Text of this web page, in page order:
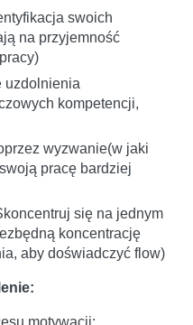
swoich
na przyjemność
uzdolnienia
kompetencji,
wyzwanie(w jaki
pracę bardziej
się na jednym
koncentrację
aby doświadczyć flow)